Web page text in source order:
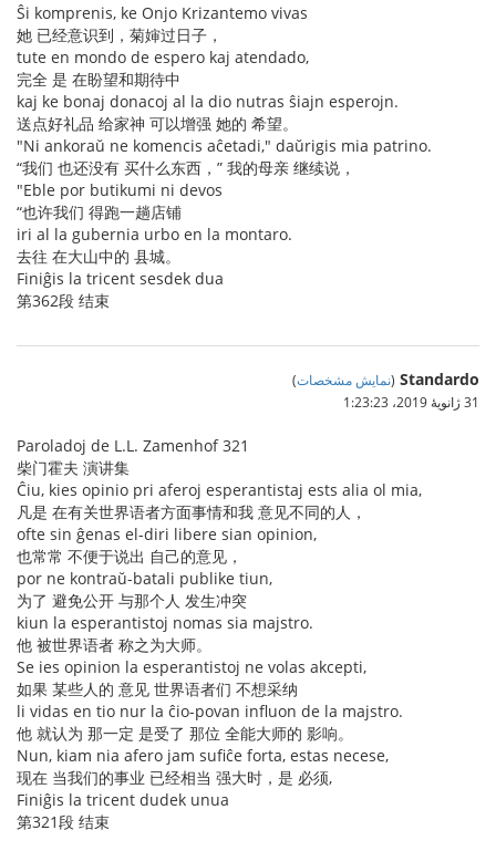
Ŝi komprenis, ke Onjo Krizantemo vivas
她 已经意识到，菊婶过日子，
tute en mondo de espero kaj atendado,
完全 是 在盼望和期待中
kaj ke bonaj donacoj al la dio nutras ŝiajn esperojn.
送点好礼品 给家神 可以增强 她的 希望。
"Ni ankoraŭ ne komencis aĉetadi," daŭrigis mia patrino.
“我们 也还没有 买什么东西，” 我的母亲 继续说，
"Eble por butikumi ni devos
“也许我们 得跑一趟店铺
iri al la gubernia urbo en la montaro.
去往 在大山中的 县城。
Finiĝis la tricent sesdek dua
第362段 结束
Standardo
(نمایش مشخصات)
31 ژانویهٔ 2019،‏ 1:23:23
Paroladoj de L.L. Zamenhof 321
柴门霍夫 演讲集
Ĉiu, kies opinio pri aferoj esperantistaj ests alia ol mia,
凡是 在有关世界语者方面事情和我 意见不同的人，
ofte sin ĝenas el-diri libere sian opinion,
也常常 不便于说出 自己的意见，
por ne kontraŭ-batali publike tiun,
为了 避免公开 与那个人 发生冲突
kiun la esperantistoj nomas sia majstro.
他 被世界语者 称之为大师。
Se ies opinion la esperantistoj ne volas akcepti,
如果 某些人的 意见 世界语者们 不想采纳
li vidas en tio nur la ĉio-povan influon de la majstro.
他 就认为 那一定 是受了 那位 全能大师的 影响。
Nun, kiam nia afero jam sufiĉe forta, estas necese,
现在 当我们的事业 已经相当 强大时，是 必须,
Finiĝis la tricent dudek unua
第321段 结束